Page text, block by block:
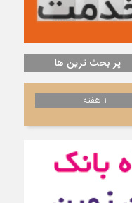
پر بحث ترین ها
1 هفته